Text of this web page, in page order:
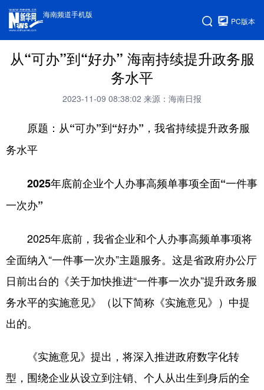
海南频道手机版
PC版本
从“可办”到“好办” 海南持续提升政务服
务水平
2023-11-09 08:38:02 来源：海南日报
原题：从“可办”到“好办”，我省持续提升政务服
务水平
2025年底前企业个人办事高频单事项全面“一件事
一次办”
2025年底前，我省企业和个人办事高频单事项将
全面纳入“一件事一次办”主题服务。这是省政府办公厅
日前出台的《关于加快推进“一件事一次办”提升政务服
务水平的实施意见》（以下简称《实施意见》）中提
出的。
《实施意见》提出，将深入推进政府数字化转
型，围绕企业从设立到注销、个人从出生到身后的全